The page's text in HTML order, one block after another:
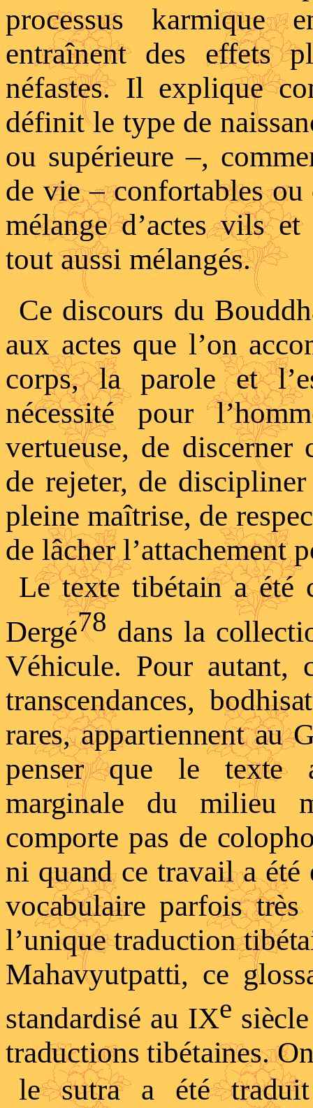
processus karmique
entraînent des effets
néfastes. Il explique
définit le type de
ou supérieure –,
de vie – confortables
mélange d’actes vils
tout aussi mélangés.
Ce discours du
aux actes que l’on
corps, la parole et
nécessité pour
vertueuse, de discerner
de rejeter, de
pleine maîtrise, de
de lâcher l’attachement
Le texte tibétaina été
Dergé78dans la
Véhicule. Pour autant,
transcendances,
rares, appartiennent au
penser que le texte
marginale du milieu
comporte pas de
ni quand ce travail a été
vocabulaire parfois
l’unique traduction
Mahavyutpatti, ce
standardisé au IXesiècle
traductions tibétaines.
le sutra a été